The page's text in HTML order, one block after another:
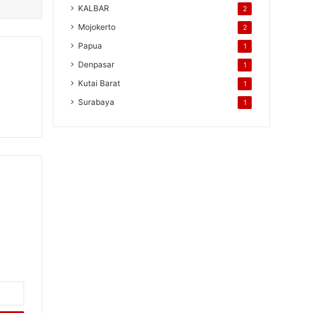
KALBAR 2
Mojokerto 2
Papua 1
Denpasar 1
Kutai Barat 1
Surabaya 1